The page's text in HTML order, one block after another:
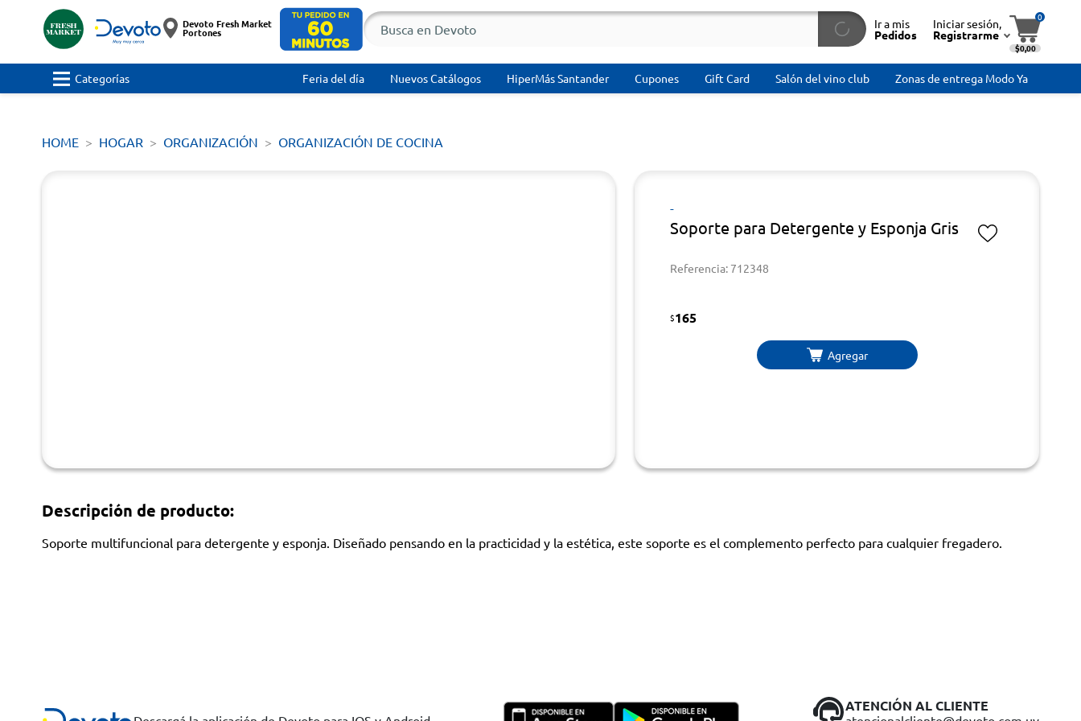
Devoto Fresh Market
Portones
Ir a mis
Pedidos
Iniciar sesión,
Registrarme
0
$0,00
Categorías Feria del día Nuevos Catálogos HiperMás Santander Cupones Gift Card Salón del vino club Zonas de entrega Modo Ya
HOME HOGAR ORGANIZACIÓN ORGANIZACIÓN DE COCINA
-
Soporte para Detergente y Esponja Gris
Referencia: 712348
$165
Agregar
Descripción de producto:
Soporte multifuncional para detergente y esponja. Diseñado pensando en la practicidad y la estética, este soporte es el complemento perfecto para cualquier fregadero.
ATENCIÓN AL CLIENTE